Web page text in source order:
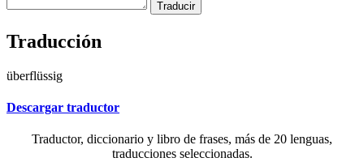
Traducción
überflüssig
Descargar traductor
Traductor, diccionario y libro de frases, más de 20 lenguas,
traducciones seleccionadas.